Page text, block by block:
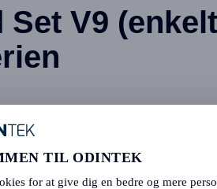
V9
(ikke til X1E) omfatter ekstruder-
. De kan udskiftes enkeltvis
TIL ODINTEK
for at give dig en bedre og mere